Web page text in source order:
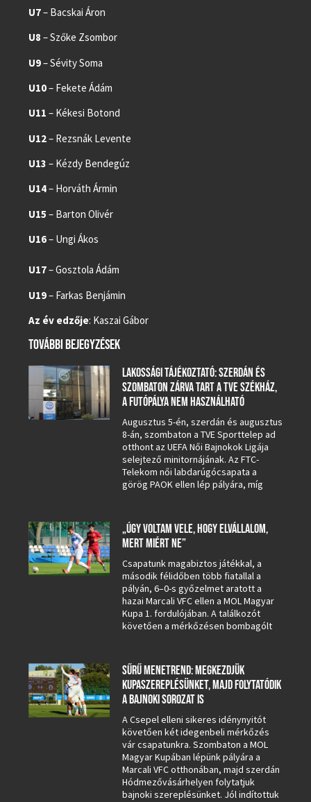
U7– Bacskai Áron
U8 – Szőke Zsombor
U9– Sévity Soma
U10– Fekete Ádám
U11 – Kékesi Botond
U12– Rezsnák Levente
U13 – Kézdy Bendegúz
U14– Horváth Ármin
U15 – Barton Olivér
U16– Ungi Ákos
U17– Gosztola Ádám
U19– Farkas Benjámin
Az év edzője: Kaszai Gábor
TOVÁBBI BEJEGYZÉSEK
LAKOSSÁGI TÁJÉKOZTATÓ: SZERDÁN ÉS
SZOMBATON ZÁRVA TART A TVE SZÉKHÁZ,
A FUTÓPÁLYA NEM HASZNÁLHATÓ
Augusztus 5-én, szerdán és augusztus
8-án, szombaton a TVE Sporttelep ad
otthont az UEFA Női Bajnokok Ligája
selejtező minitornájának. Az FTC-
Telekom női labdarúgócsapata a
görög PAOK ellen lép pályára, míg
„ÚGY VOLTAM VELE, HOGY ELVÁLLALOM,
MERT MIÉRT NE”
Csapatunk magabiztos játékkal, a
második félidőben több fiatallal a
pályán, 6–0-s győzelmet aratott a
hazai Marcali VFC ellen a MOL Magyar
Kupa 1. fordulójában. A találkozót
követően a mérkőzésen bombagólt
SŰRŰ MENETREND: MEGKEZDJÜK
KUPASZEREPLÉSÜNKET, MAJD FOLYTATÓDIK
A BAJNOKI SOROZAT IS
A Csepel elleni sikeres idénynyitót
követően két idegenbeli mérkőzés
vár csapatunkra. Szombaton a MOL
Magyar Kupában lépünk pályára a
Marcali VFC otthonában, majd szerdán
Hódmezővásárhelyen folytatjuk
bajnoki szereplésünket. Jól indítottuk